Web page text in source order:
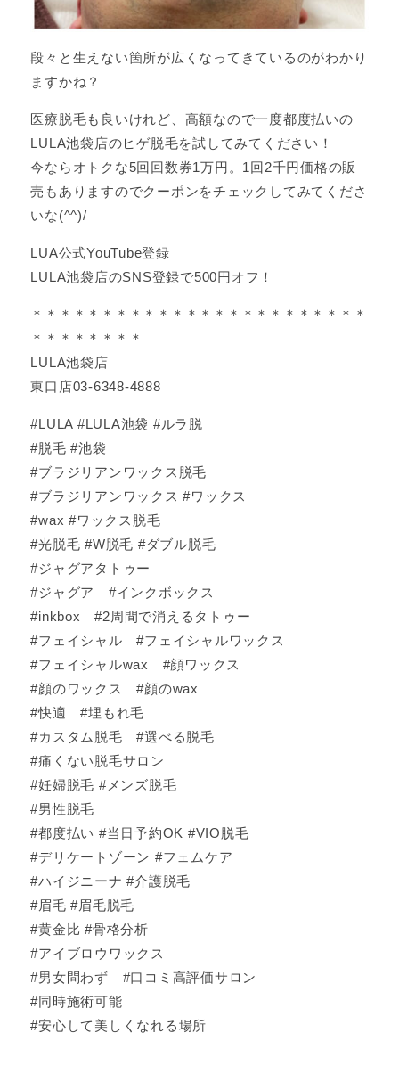
段々と生えない箇所が広くなってきているのがわかり
ますかね？
医療脱毛も良いけれど、高額なので一度都度払いの
LULA池袋店のヒゲ脱毛を試してみてください！
今ならオトクな5回回数券1万円。1回2千円価格の販
売もありますのでクーポンをチェックしてみてくださ
いな(^^)/
LUA公式YouTube登録
LULA池袋店のSNS登録で500円オフ！
＊＊＊＊＊＊＊＊＊＊＊＊＊＊＊＊＊＊＊＊＊＊＊＊
＊＊＊＊＊＊＊＊
LULA池袋店
東口店03-6348-4888
#LULA #LULA池袋 #ルラ脱
#脱毛 #池袋
#ブラジリアンワックス脱毛
#ブラジリアンワックス #ワックス
#wax #ワックス脱毛
#光脱毛 #W脱毛 #ダブル脱毛
#ジャグアタトゥー
#ジャグア #インクボックス
#inkbox #2周間で消えるタトゥー
#フェイシャル #フェイシャルワックス
#フェイシャルwax #顔ワックス
#顔のワックス #顔のwax
#快適 #埋もれ毛
#カスタム脱毛 #選べる脱毛
#痛くない脱毛サロン
#妊婦脱毛 #メンズ脱毛
#男性脱毛
#都度払い #当日予約OK #VIO脱毛
#デリケートゾーン #フェムケア
#ハイジニーナ #介護脱毛
#眉毛 #眉毛脱毛
#黄金比 #骨格分析
#アイブロウワックス
#男女問わず #口コミ高評価サロン
#同時施術可能
#安心して美しくなれる場所